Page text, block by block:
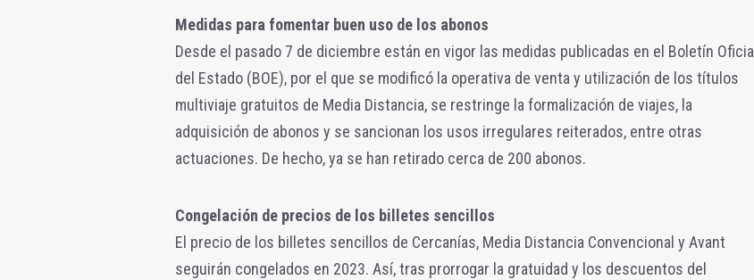
Medidas para fomentar buen uso de los abonos
Desde el pasado 7 de diciembre están en vigor las medidas publicadas en el Boletín Oficial
del Estado (BOE), por el que se modificó la operativa de venta y utilización de los títulos
multiviaje gratuitos de Media Distancia, se restringe la formalización de viajes, la
adquisición de abonos y se sancionan los usos irregulares reiterados, entre otras
actuaciones. De hecho, ya se han retirado cerca de 200 abonos.
Congelación de precios de los billetes sencillos
El precio de los billetes sencillos de Cercanías, Media Distancia Convencional y Avant
seguirán congelados en 2023. Así, tras prorrogar la gratuidad y los descuentos del